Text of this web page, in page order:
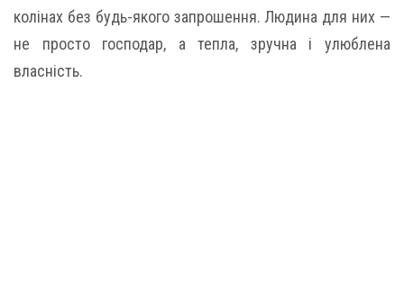
колінах без будь-якого запрошення. Людина для них —
не просто господар, а тепла, зручна і улюблена
власність.